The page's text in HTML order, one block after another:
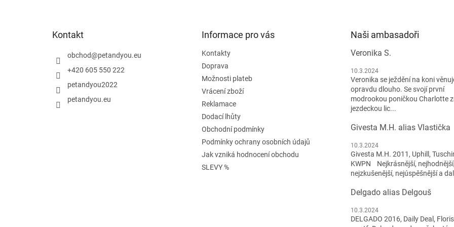
Kontakt
obchod@petandyou.eu
+420 605 550 222
petandyou2022
petandyou.eu
Informace pro vás
Kontakty
Doprava
Možnosti plateb
Vrácení zboží
Reklamace
Dodací lhůty
Obchodní podmínky
Podmínky ochrany osobních údajů
Jak vzniká hodnocení obchodu
SLEVY %
Naši ambasadoři
Veronika S.
10.3.2024
Veronika se ježdění na koni
opravdu dlouho. Se svojí první
modrookou poničkou Charlotte
jezdeckou lic...
Givesta M.H. alias Vlastička
10.3.2024
Givesta M.H. 2011, Uphill,
KWPN Nejkrásnější, nejhodnější,
nejzkušenější, nejúspěšnější a
Delgado alias Delgouš
10.3.2024
DELGADO 2016, Daily Deal,